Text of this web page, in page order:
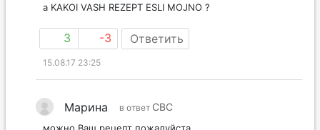
3 -3 Ответить
15.08.17 23:25
Марина СВС